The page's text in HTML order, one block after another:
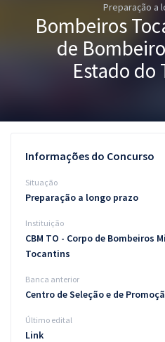
Graduação
Blog
Aprovados
Preparação a
Bombeiros
de
Estado do
Informações do Concurso
Situação
Preparação a longo prazo
Instituição
CBM TO - Corpo de Bombeiros
Tocantins
Banca anterior
Centro de Seleção e de
Último edital
Link